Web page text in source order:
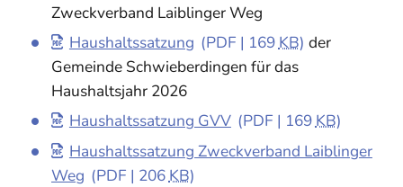
Zweckverband Laiblinger Weg
Haushaltssatzung (PDF | 169KB) der
Gemeinde Schwieberdingen für das
Haushaltsjahr 2026
Haushaltssatzung GVV (PDF | 169KB)
Haushaltssatzung Zweckverband Laiblinger
Weg (PDF | 206 KB)